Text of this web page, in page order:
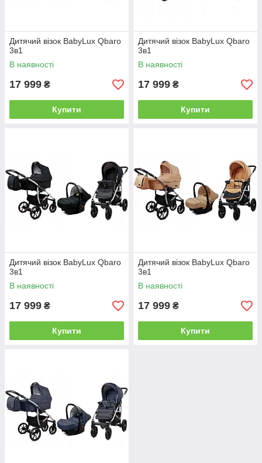
Дитячий візок BabyLux Qbaro
3в1
В наявності
17 999 ₴
Купити
Дитячий візок BabyLux Qbaro
3в1
В наявності
17 999 ₴
Купити
Дитячий візок BabyLux Qbaro
3в1
В наявності
17 999 ₴
Купити
Дитячий візок BabyLux Qbaro
3в1
В наявності
17 999 ₴
Купити